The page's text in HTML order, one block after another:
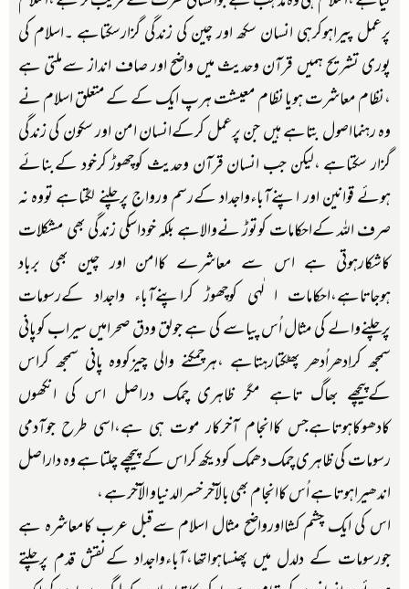
پرعمل پیراہوکرہی انسان سکھ اور چین کی زندگی گزارسکتاہے ۔اسلام کی
پوری تشریح ہمیں قرآن وحدیث میں واضح اور صاف انداز سےملتی ہے
،نظام معاشرت ہویا نظام معیشت ہرپ ایک کے کے متعلق اسلام نے
وہ رہنمااصول بتاہے ہیں جن پرعمل کرکےانسان امن اور سکون کی زندگی
گزار سکتاہے ،لیکن جب انسان قرآن وحدیث کوچھوڑ کرخود کےبنائے
ہوئے قوانین اور اپنےآباءواجداد کےرسم ورواج پرچلنے لگتاہے تووہ نہ
صرف اللہ کےاحکامات کوتوڑ نےوالاہے بلکہ خوداسکی زندگی بھی مشکلات
کاشکارہوتی ہے اس سے معاشرے کاامن اور چین بھی برباد
ہوجاتاہے،احکامات ا لٰہی کوچھوڑ کراپنےآباء واجداد کےرسومات
پرچلنےوالے کی مثال اُس پیاسے کی ہے جولق ودق صحرامیں سیراب کوپانی
سمجھ کراِدھراُدھر پھٹکتارہتاہے ،ہرچمکنے والی چیزکووہ پانی سمجھ کراس
کےپیچھے بھاگ تاہے مگر ظاہری چمک دراصل اس کی انکھوں
کادھوکاہوتاہےجس کاانجام آخرکار موت ہی ہے،اسی طرح جوآدمی
رسومات کی ظاہری چمک دھمک کودیکھ کراس کے پیچھے چلتاہے وہ داراصل
اندھیراہوتاہے اُس کاانجام بھی بالآخر خسرالدنیاو الآخرہے ،
اس کی ایک چشم کشااورواضح مثال اسلام سےقبل عرب کامعاشرہ ہے
جورسومات کے دلدل میں پھنساہواتھا،آباءواجداد کےنقش قدم پرچلتے